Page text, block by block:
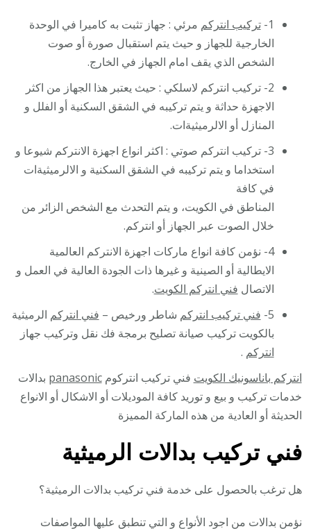
1- تركيب انتركم مرئي : جهاز تثبت به كاميرا في الوحدة
الخارجية للجهاز و حيث يتم استقبال صورة أو صوت
الشخص الذي يقف امام الجهاز في الخارج.
2- تركيب انتركم لاسلكي : حيث يعتبر هذا الجهاز من اكثر
الاجهزة حداثة و يتم تركيبه في الشقق السكنية أو الفلل و
المنازل أو الالرميثيةات.
3- تركيب انتركم صوتي : اكثر انواع اجهزة الانتركم شيوعا و
استخداما و يتم تركيبه في الشقق السكنية و الالرميثيةات
في كافة
المناطق في الكويت، و يتم التحدث مع الشخص الزائر من
خلال الصوت عبر الجهاز أو انتركم.
4- نؤمن كافة انواع ماركات اجهزة الانتركم العالمية
الايطالية أو الصينية و غيرها ذات الجودة العالية في العمل و
الاتصال فني انتركم الكويت.
5- فني تركيب انتركم شاطر ورخيص – فني انتركم الرميثية
بالكويت تركيب صيانة تصليح برمجة فك نقل وتركيب جهاز
انتركم .
انتركم باناسونيك الكويت فني تركيب انتركومpanasonic بدالات
خدمات تركيب و بيع و توريد كافة الموديلات أو الاشكال أو الانواع
الحديثة أو العادية من هذه الماركة المميزة
فني تركيب بدالات الرميثية
هل ترغب بالحصول على خدمة فني تركيب بدالات الرميثية؟
نؤمن بدالات من اجود الأنواع و التي تنطبق عليها المواصفات